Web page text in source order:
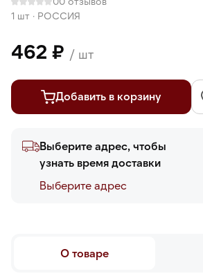
1 шт · РОССИЯ
462 ₽ / шт
Добавить в корзину
Выберите адрес, чтобы
узнать время доставки
Выберите адреc
О товаре